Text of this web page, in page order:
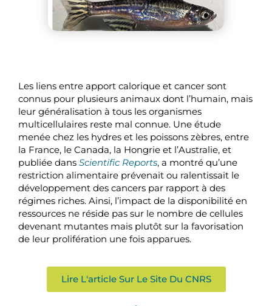
Les liens entre apport calorique et cancer sont
connus pour plusieurs animaux dont l’humain, mais
leur généralisation à tous les organismes
multicellulaires reste mal connue. Une étude
menée chez les hydres et les poissons zèbres, entre
la France, le Canada, la Hongrie et l’Australie, et
publiée dans Scientific Reports, a montré qu’une
restriction alimentaire prévenait ou ralentissait le
développement des cancers par rapport à des
régimes riches. Ainsi, l’impact de la disponibilité en
ressources ne réside pas sur le nombre de cellules
devenant mutantes mais plutôt sur la favorisation
de leur prolifération une fois apparues.
Lire L'article Sur Le Site Du CNRS